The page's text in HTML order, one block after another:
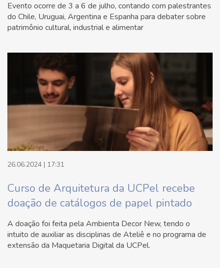
Evento ocorre de 3 a 6 de julho, contando com palestrantes
do Chile, Uruguai, Argentina e Espanha para debater sobre
patrimônio cultural, industrial e alimentar
26.06.2024 | 17:31
Curso de Arquitetura da UCPel recebe
doação de catálogos de papel pintado
A doação foi feita pela Ambienta Decor New, tendo o
intuito de auxiliar as disciplinas de Ateliê e no programa de
extensão da Maquetaria Digital da UCPel.